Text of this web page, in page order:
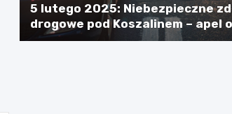
5 lutego 2025: Niebezpieczne
drogowe pod Koszalinem – apel